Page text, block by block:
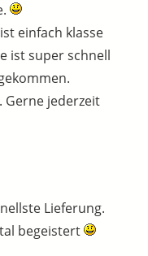
einfach klasse
ist super schnell
Gerne jederzeit
Lieferung.
begeistert